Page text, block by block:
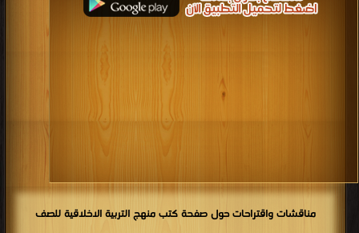
مناقشات واقتراحات حول صفحة كتب منهج التربية الاخلاقية للصف